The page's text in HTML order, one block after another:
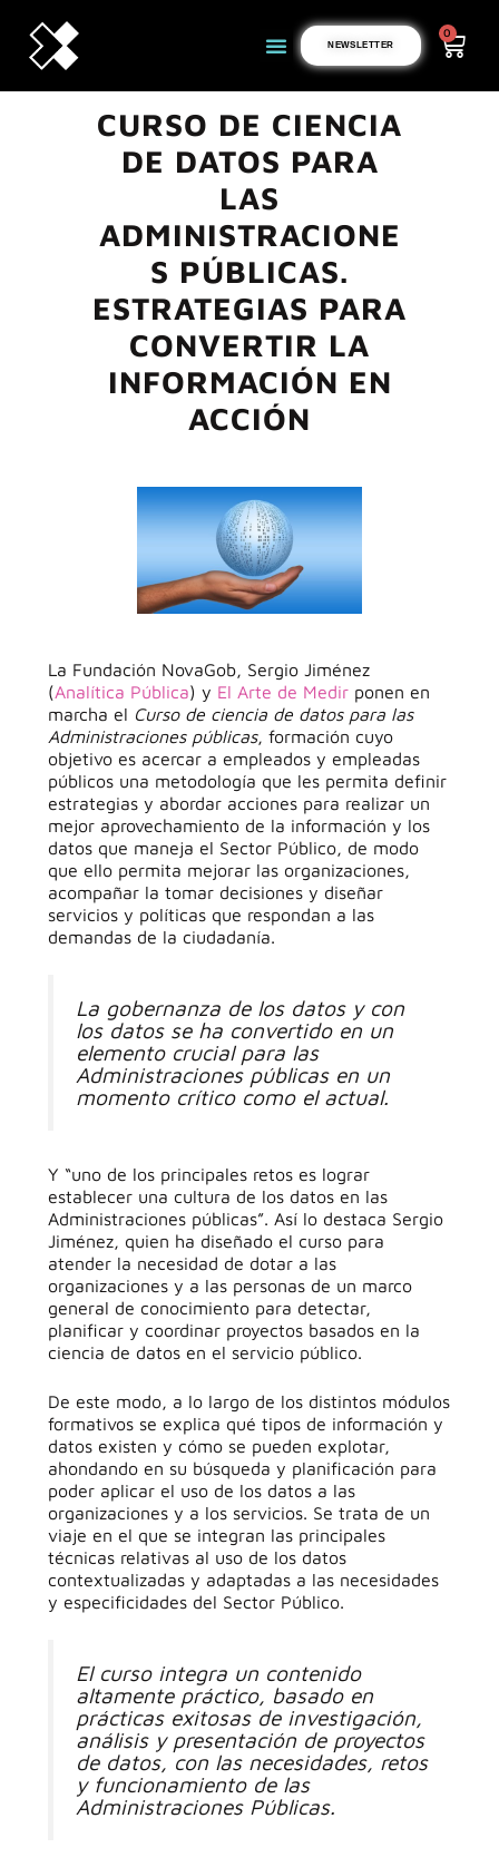
NEWSLETTER
0
CURSO DE CIENCIA
DE DATOS PARA
LAS
ADMINISTRACIONE
S PÚBLICAS.
ESTRATEGIAS PARA
CONVERTIR LA
INFORMACIÓN EN
ACCIÓN
La Fundación NovaGob, Sergio Jiménez
(Analítica Pública) y El Arte de Medirponen en
marcha el Curso de ciencia de datos para las
Administraciones públicas, formación cuyo
objetivo es acercar a empleados y empleadas
públicos una metodología que les permita definir
estrategias y abordar acciones para realizar un
mejor aprovechamiento de la información y los
datos que maneja el Sector Público, de modo
que ello permita mejorar las organizaciones,
acompañar la tomar decisiones y diseñar
servicios y políticas que respondan a las
demandas de la ciudadanía.
La gobernanza de los datos y con
los datos se ha convertido en un
elemento crucial para las
Administraciones públicas en un
momento crítico como el actual.
Y “uno de los principales retos es lograr
establecer una cultura de los datos en las
Administraciones públicas”. Así lo destaca Sergio
Jiménez, quien ha diseñado el curso para
atender la necesidad de dotar a las
organizaciones y a las personas de un marco
general de conocimiento para detectar,
planificar y coordinar proyectos basados en la
ciencia de datos en el servicio público.
De este modo, a lo largo de los distintos módulos
formativos se explica qué tipos de información y
datos existen y cómo se pueden explotar,
ahondando en su búsqueda y planificación para
poder aplicar el uso de los datos a las
organizaciones y a los servicios. Se trata de un
viaje en el que se integran las principales
técnicas relativas al uso de los datos
contextualizadas y adaptadas a las necesidades
y especificidades del Sector Público.
El curso integra un contenido
altamente práctico, basado en
prácticas exitosas de investigación,
análisis y presentación de proyectos
de datos, con las necesidades, retos
y funcionamiento de las
Administraciones Públicas.